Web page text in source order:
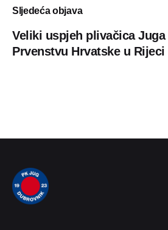
Sljedeća objava
Veliki uspjeh plivačica
Prvenstvu Hrvatske u Rijeci